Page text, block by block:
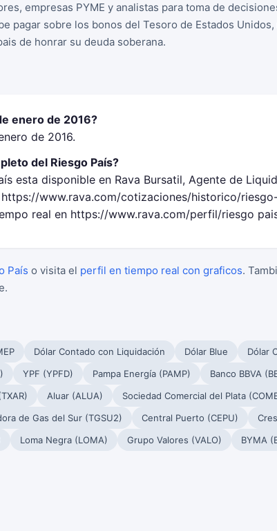
empresas PYME y analistas para toma de
pagar sobre los bonos del Tesoro de Estados
de honrar su deuda soberana.
enero de 2016?
de 2016.
del Riesgo País?
esta disponible en Rava Bursatil, Agente de
https://www.rava.com/cotizaciones/historico/
real en https://www.rava.com/perfil/riesgo
País o visita el perfil en tiempo real con graficos.
Dólar Contado con Liquidación Dólar Blue Dólar
YPF (YPFD) Pampa Energía (PAMP)
Banco BBVA
Aluar (ALUA)
Sociedad Comercial del Plata
de Gas del Sur (TGSU2) Central Puerto (CEPU)
Loma Negra (LOMA) Grupo Valores (VALO) BYMA